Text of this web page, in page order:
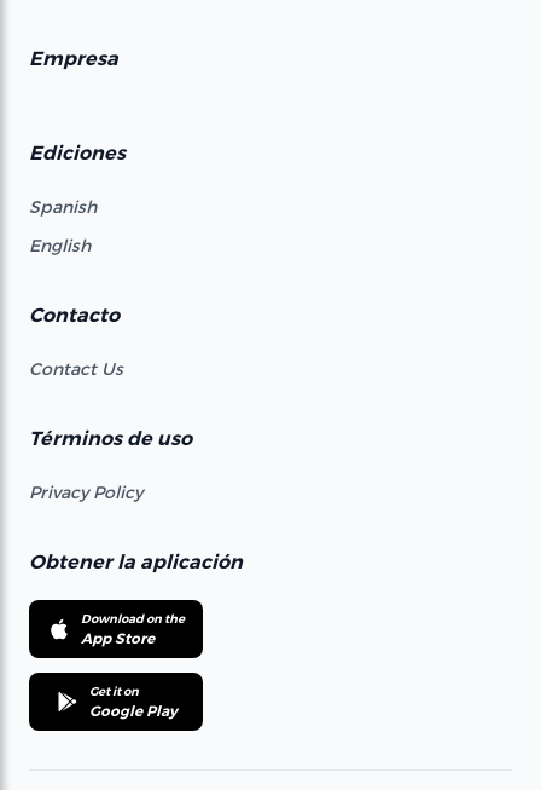
Empresa
Ediciones
Spanish
English
Contacto
Contact Us
Términos de uso
Privacy Policy
Obtener la aplicación
Download on the
App Store
Get it on
Google Play